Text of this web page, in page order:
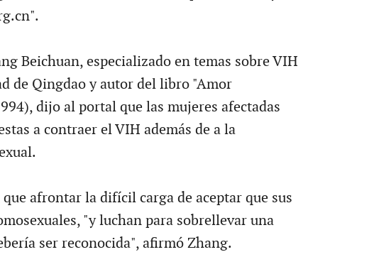
Beichuan, especializado en temas sobre VIH
de Qingdao y autor del libro "Amor
dijo al portal que las mujeres afectadas
a contraer el VIH además de a la
afrontar la difícil carga de aceptar que sus
"y luchan para sobrellevar una
ser reconocida", afirmó Zhang.